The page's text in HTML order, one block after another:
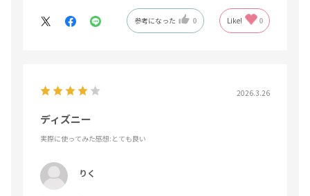
参考になった 0 Like! 0
2026.3.26
ディズニー
実際に使ってみた感想:とても良い
りく